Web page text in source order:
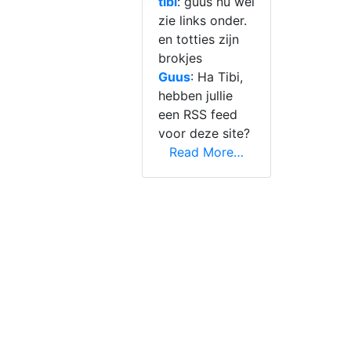
zie links onder.
en totties zijn
brokjes
Guus: Ha Tibi,
hebben jullie
een RSS feed
voor deze site?
Read More…